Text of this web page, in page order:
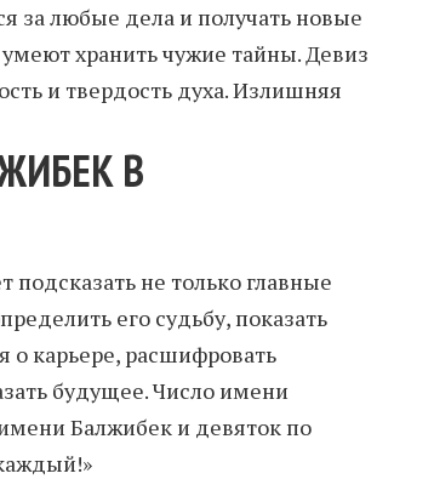
за любые дела и получать новые
хранить чужие тайны. Девиз
и твердость духа. Излишняя
В
не только главные
его судьбу, показать
о карьере, расшифровать
будущее. Число имени
Балжибек и девяток по